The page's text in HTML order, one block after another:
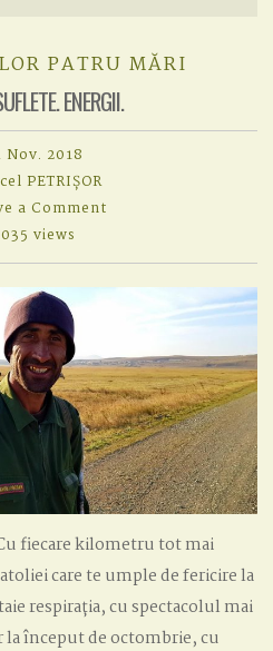
PATRU MĂRI
ENERGII.
Nov. 2018
PETRIȘOR
a Comment
SUFLETE.
ENERGII.
views
fiecare kilometru tot mai
care te umple de fericire la
respirația, cu spectacolul mai
început de octombrie, cu